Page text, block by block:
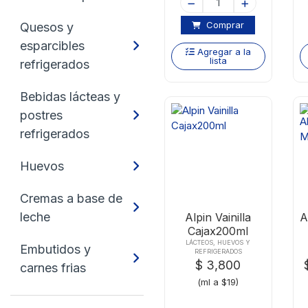
Quesos y
esparcibles
refrigerados
Bebidas lácteas y
postres
refrigerados
Huevos
Cremas a base de
leche
Embutidos y
carnes frias
Comprar
Agregar a la
lista
Alpin Vainilla
Cajax200ml
LÁCTEOS, HUEVOS Y
REFRIGERADOS
$ 3,800
(ml a $19)